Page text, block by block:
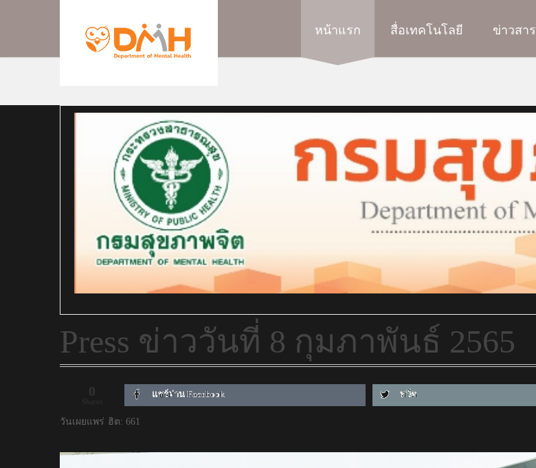
หน้าแรก สื่อเทคโนโลยี ข่าวสาร
Press ข่าววันที่ 8 กุมภาพันธ์ 2565
0 แชร์ผ่าน Facebook ทวีต
วันเผยแพร่ ฮิต: 661